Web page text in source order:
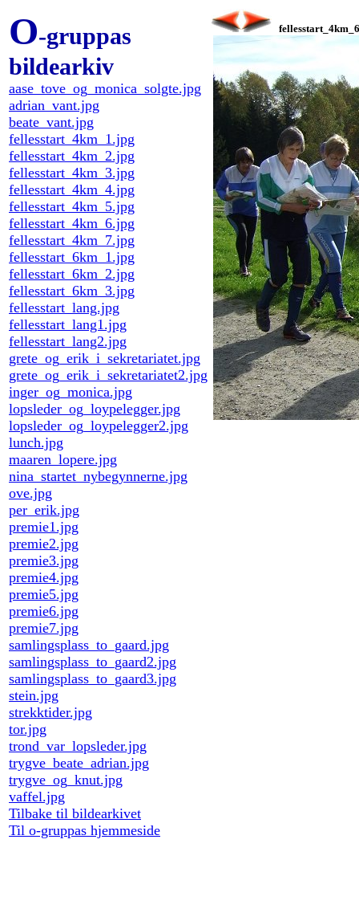
O-gruppas
bildearkiv
aase_tove_og_monica_solgte.jpg
adrian_vant.jpg
beate_vant.jpg
fellesstart_4km_1.jpg
fellesstart_4km_2.jpg
fellesstart_4km_3.jpg
fellesstart_4km_4.jpg
fellesstart_4km_5.jpg
fellesstart_4km_6.jpg
fellesstart_4km_7.jpg
fellesstart_6km_1.jpg
fellesstart_6km_2.jpg
fellesstart_6km_3.jpg
fellesstart_lang.jpg
fellesstart_lang1.jpg
fellesstart_lang2.jpg
grete_og_erik_i_sekretariatet.jpg
grete_og_erik_i_sekretariatet2.jpg
inger_og_monica.jpg
lopsleder_og_loypelegger.jpg
lopsleder_og_loypelegger2.jpg
lunch.jpg
maaren_lopere.jpg
nina_startet_nybegynnerne.jpg
ove.jpg
per_erik.jpg
premie1.jpg
premie2.jpg
premie3.jpg
premie4.jpg
premie5.jpg
premie6.jpg
premie7.jpg
samlingsplass_to_gaard.jpg
samlingsplass_to_gaard2.jpg
samlingsplass_to_gaard3.jpg
stein.jpg
strekktider.jpg
tor.jpg
trond_var_lopsleder.jpg
trygve_beate_adrian.jpg
trygve_og_knut.jpg
vaffel.jpg
Tilbake til bildearkivet
Til o-gruppas hjemmeside